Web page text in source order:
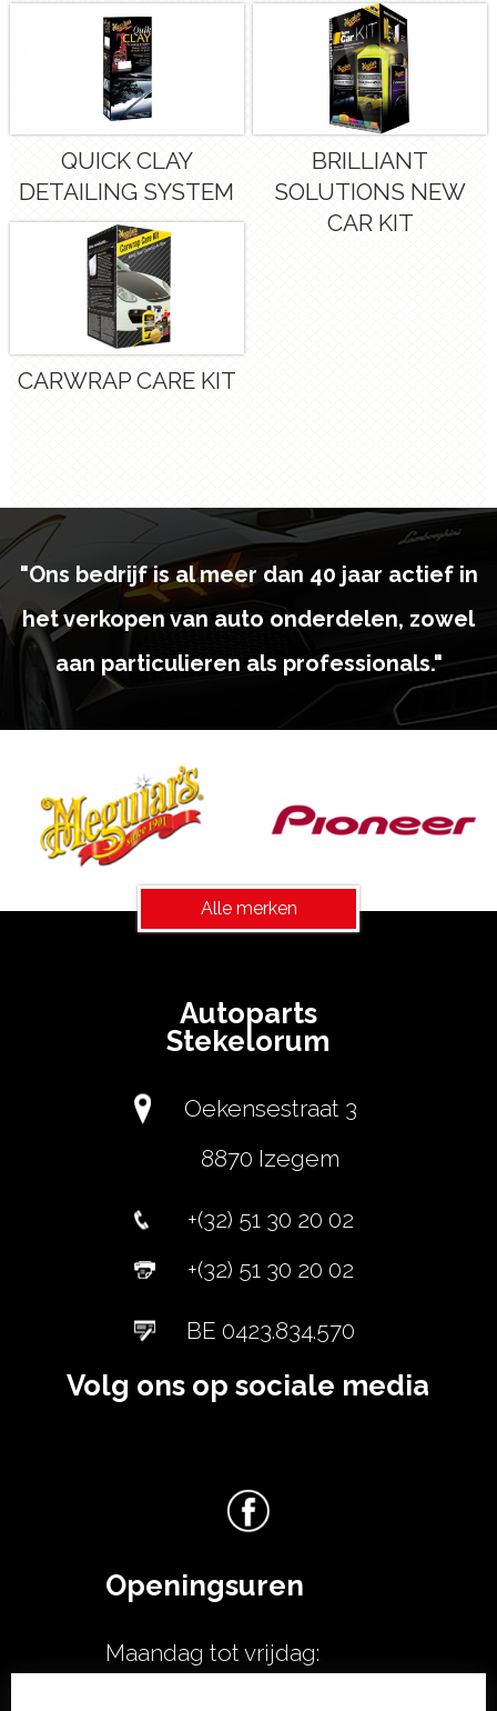
QUICK CLAY
DETAILING SYSTEM
BRILLIANT
SOLUTIONS NEW
CAR KIT
CARWRAP CARE KIT
"Ons bedrijf is al meer dan 40 jaar actief in
het verkopen van auto onderdelen, zowel
aan particulieren als professionals."
Alle merken
Autoparts
Stekelorum
Oekensestraat 3
8870 Izegem
+(32) 51 30 20 02
+(32) 51 30 20 02
BE 0423.834.570
Volg ons op sociale media
Openingsuren
Maandag tot vrijdag: